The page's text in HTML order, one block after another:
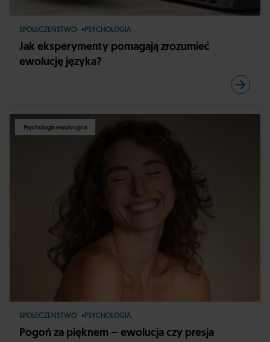
SPOŁECZEŃSTWO PSYCHOLOGIA
Jak eksperymenty pomagają zrozumieć
ewolucję języka?
Psychologia ewolucyjna
SPOŁECZEŃSTWO PSYCHOLOGIA
Pogoń za pięknem – ewolucja czy presja